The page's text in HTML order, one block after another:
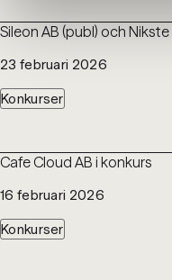
23 februari 2026
Konkurser
Sileon AB (publ) och
16 februari 2026
Konkurser
Cafe Cloud AB i konkurs